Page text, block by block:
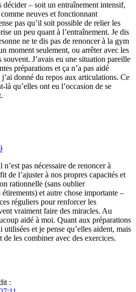
– soit un entraînement intensif,
neuves et fonctionnant
pas qu’il soit possible de relier les
un peu quant à l’entraînement. Je dis
ne te dis pas de renoncer à la gym
moment seulement, ou arrêter avec les
souvent. J’avais eu une situation pareille
préparations et ça n’a pas aidé
donné du repos aux articulations. Ce
là qu’elles ont eu l’occasion de se
pas nécessaire de renoncer à
de l’ajuster à nos propres capacités et
rationnelle (sans oublier
étirements) et autre chose importante –
réguliers pour renforcer les
vraiment faire des miracles. Au
aidé à moi. Quant aux préparations
utilisées et je pense qu’elles aident, mais
de les combiner avec des exercices.
: